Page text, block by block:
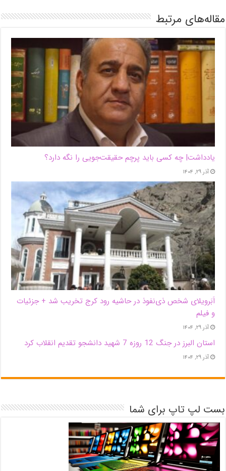
مقاله‌های مرتبط
یادداشت| ‌چه کسی باید پرچم حقیقت‌جویی را نگه دارد؟
آذر ۲۹, ۱۴۰۴
اَبَر‌ویلای شخص ذی‌نفوذ در حاشیه‌ رود کرج تخریب شد + جزئیات
و فیلم
آذر ۲۹, ۱۴۰۴
استان البرز در جنگ 12 روزه 7 شهید دانشجو تقدیم انقلاب کرد
آذر ۲۹, ۱۴۰۴
بست لپ تاپ برای شما